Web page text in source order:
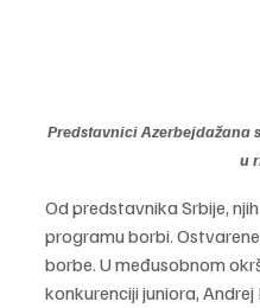
Predstavnici
u
Od predstavnika Srbije,
programu borbi.
borbe. U međusobnom
konkurenciji juniora,